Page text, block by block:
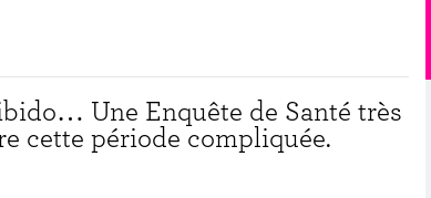
Une Enquête de Santé très
cette période compliquée.